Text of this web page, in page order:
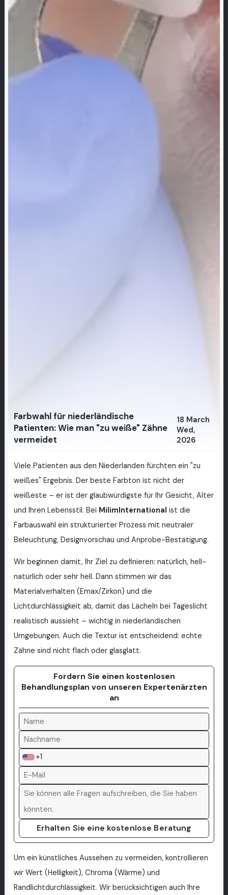
Farbwahl für niederländische
Patienten: Wie man "zu weiße" Zähne
vermeidet
18 March
Wed,
2026
Viele Patienten aus den Niederlanden fürchten ein "zu
weißes" Ergebnis. Der beste Farbton ist nicht der
weißeste – er ist der glaubwürdigste für Ihr Gesicht, Alter
und Ihren Lebensstil. Bei MilimInternational ist die
Farbauswahl ein strukturierter Prozess mit neutraler
Beleuchtung, Designvorschau und Anprobe-Bestätigung.
Wir beginnen damit, Ihr Ziel zu definieren: natürlich, hell-
natürlich oder sehr hell. Dann stimmen wir das
Materialverhalten (Emax/Zirkon) und die
Lichtdurchlässigkeit ab, damit das Lächeln bei Tageslicht
realistisch aussieht – wichtig in niederländischen
Umgebungen. Auch die Textur ist entscheidend: echte
Zähne sind nicht flach oder glasglatt.
Fordern Sie einen kostenlosen
Behandlungsplan von unseren Expertenärzten
an
+1
Erhalten Sie eine kostenlose Beratung
Um ein künstliches Aussehen zu vermeiden, kontrollieren
wir Wert (Helligkeit), Chroma (Wärme) und
Randlichtdurchlässigkeit. Wir berücksichtigen auch Ihre